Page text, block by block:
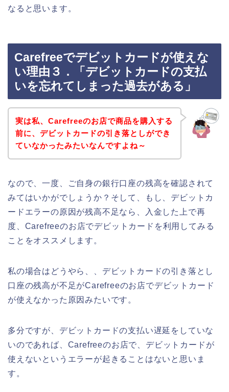
なると思います。
Carefreeでデビットカードが使えな
い理由３．「デビットカードの支払
いを忘れてしまった過去がある」
実は私、Carefreeのお店で商品を購入する
前に、デビットカードの引き落としができ
ていなかったみたいなんですよね～
なので、一度、ご自身の銀行口座の残高を確認されて
みてはいかがでしょうか？そして、もし、デビットカ
ードエラーの原因が残高不足なら、入金した上で再
度、Carefreeのお店でデビットカードを利用してみる
ことをオススメします。
私の場合はどうやら、、デビットカードの引き落とし
口座の残高が不足がCarefreeのお店でデビットカード
が使えなかった原因みたいです。
多分ですが、デビットカードの支払い遅延をしていな
いのであれば、Carefreeのお店で、デビットカードが
使えないというエラーが起きることはないと思いま
す。